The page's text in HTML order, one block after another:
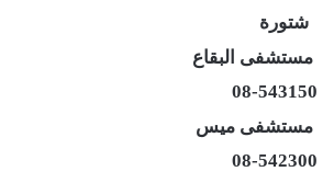
شتورة
مستشفى البقاع
08-543150
مستشفى ميس
08-542300